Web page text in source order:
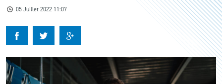
KIDS
BUSINESS
05 Juillet 2022 11:07